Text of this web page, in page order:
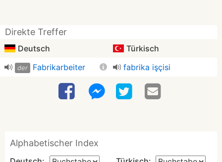
Direkte Treffer
Deutsch Türkisch
der Fabrikarbeiter fabrika işçisi
Alphabetischer Index